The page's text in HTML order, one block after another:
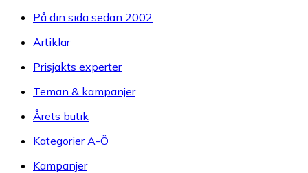
På din sida sedan 2002
Artiklar
Prisjakts experter
Teman & kampanjer
Årets butik
Kategorier A-Ö
Kampanjer